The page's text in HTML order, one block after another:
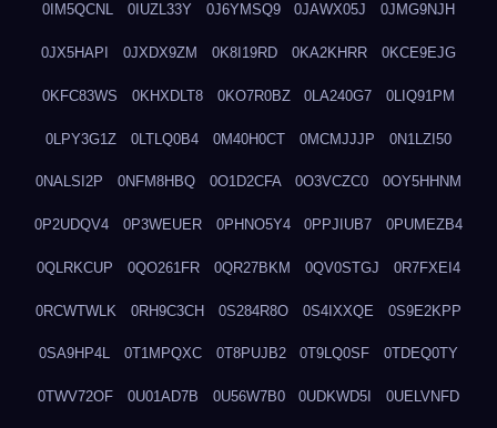
0IM5QCNL 0IUZL33Y 0J6YMSQ9 0JAWX05J 0JMG9NJH
0JX5HAPI 0JXDX9ZM 0K8I19RD 0KA2KHRR 0KCE9EJG
0KFC83WS 0KHXDLT8 0KO7R0BZ 0LA240G7 0LIQ91PM
0LPY3G1Z 0LTLQ0B4 0M40H0CT 0MCMJJJP 0N1LZI50
0NALSI2P 0NFM8HBQ 0O1D2CFA 0O3VCZC0 0OY5HHNM
0P2UDQV4 0P3WEUER 0PHNO5Y4 0PPJIUB7 0PUMEZB4
0QLRKCUP 0QO261FR 0QR27BKM 0QV0STGJ 0R7FXEI4
0RCWTWLK 0RH9C3CH 0S284R8O 0S4IXXQE 0S9E2KPP
0SA9HP4L 0T1MPQXC 0T8PUJB2 0T9LQ0SF 0TDEQ0TY
0TWV72OF 0U01AD7B 0U56W7B0 0UDKWD5I 0UELVNFD